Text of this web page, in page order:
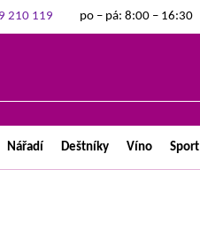
210 119 po – pá: 8:00 – 16:30
Nářadí Deštníky Víno Sport